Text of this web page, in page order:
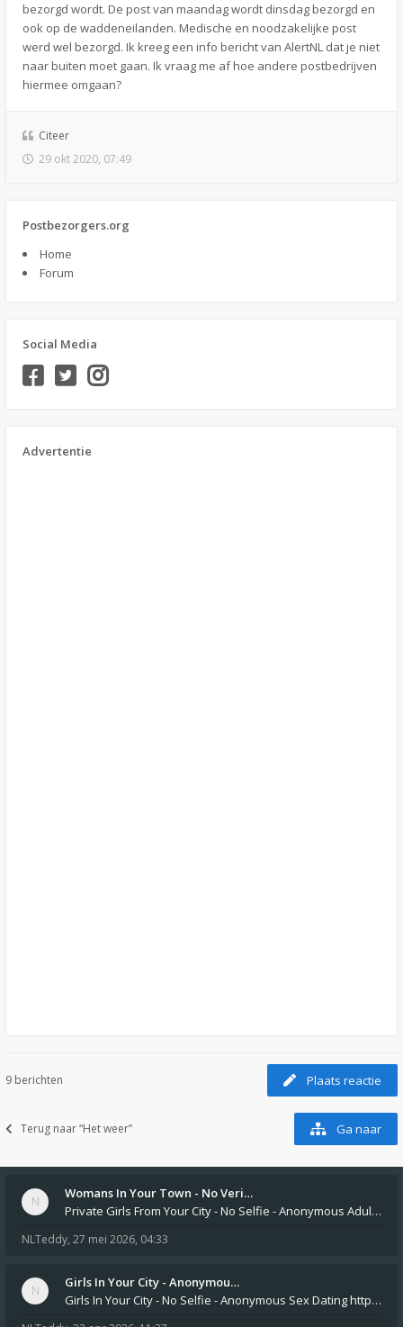
bezorgd wordt. De post van maandag wordt dinsdag bezorgd en
ook op de waddeneilanden. Medische en noodzakelijke post
werd wel bezorgd. Ik kreeg een info bericht van AlertNL dat je niet
naar buiten moet gaan. Ik vraag me af hoe andere postbedrijven
hiermee omgaan?
Citeer
29 okt 2020, 07:49
Postbezorgers.org
Home
Forum
Social Media
Advertentie
9 berichten Plaats reactie
Terug naar “Het weer” Ga naar
Womans In Your Town - No Veri…
Private Girls From Your City - No Selfie - Anonymous Adult Dating https://privatedates.live Private Girls In Your
NLTeddy, 27 mei 2026, 04:33
Girls In Your City - Anonymou…
Girls In Your City - No Selfie - Anonymous Sex Dating https://SecretPrivat.com Womens In Your Town - Anonymous S